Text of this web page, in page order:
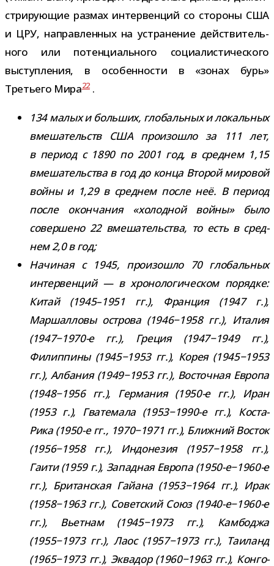
стри­ру­ю­щие раз­мах интер­вен­ций со сто­роны США
и ЦРУ, направ­лен­ных на устра­не­ние дей­стви­тель­
ного или потен­ци­аль­ного соци­а­ли­сти­че­ского
выступ­ле­ния, в осо­бен­но­сти в «зонах бурь»
Третьего Мира22.
134 малых и боль­ших, гло­баль­ных и локаль­ных
вме­ша­тельств США про­изо­шло за 111 лет,
в период с 1890 по 2001 год, в сред­нем 1,15
вме­ша­тель­ства в год до конца Второй миро­вой
войны и 1,29 в сред­нем после неё. В период
после окон­ча­ния «холод­ной войны» было
совер­шено 22 вме­ша­тель­ства, то есть в сред­
нем 2,0 в год;
Начиная с 1945, про­изо­шло 70 гло­баль­ных
интер­вен­ций — в хро­но­ло­ги­че­ском порядке:
Китай (1945–1951 гг.), Франция (1947 г.),
Маршалловы ост­рова (1946−1958 гг.), Италия
(1947−1970-е гг.), Греция (1947−1949 гг.),
Филиппины (1945−1953 гг.), Корея (1945−1953
гг.), Албания (1949−1953 гг.), Восточная Европа
(1948−1956 гг.), Германия (1950-​е гг.), Иран
(1953 г.), Гватемала (1953−1990-е гг.), Коста-​
Рика (1950-​е гг., 1970−1971 гг.), Ближний Восток
(1956−1958 гг.), Индонезия (1957−1958 гг.),
Гаити (1959 г.), Западная Европа (1950-е−1960-е
гг.), Британская Гайана (1953−1964 гг.), Ирак
(1958−1963 гг.), Советский Союз (1940-е−1960-е
гг.), Вьетнам (1945−1973 гг.), Камбоджа
(1955−1973 гг.), Лаос (1957−1973 гг.), Таиланд
(1965−1973 гг.), Эквадор (1960−1963 гг.), Конго-​